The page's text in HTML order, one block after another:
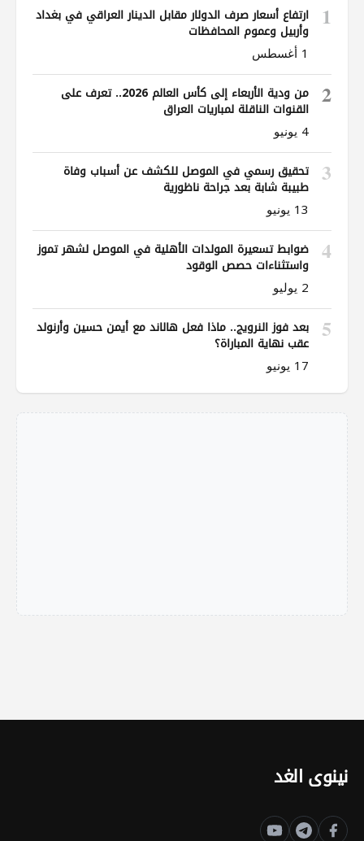
1 ارتفاع أسعار صرف الدولار مقابل الدينار العراقي في بغداد
وأربيل وعموم المحافظات
1 أغسطس
2 من ودية الأربعاء إلى كأس العالم 2026.. تعرف على
القنوات الناقلة لمباريات العراق
4 يونيو
3 تحقيق رسمي في الموصل للكشف عن أسباب وفاة
طبيبة شابة بعد جراحة ناظورية
13 يونيو
4 ضوابط تسعيرة المولدات الأهلية في الموصل لشهر تموز
واستثناءات حصص الوقود
2 يوليو
5 بعد فوز النرويج.. ماذا فعل هالاند مع أيمن حسين وأرنولد
عقب نهاية المباراة؟
17 يونيو
نينوى الغد